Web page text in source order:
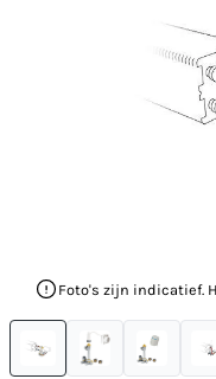
Foto's zijn indicatief.